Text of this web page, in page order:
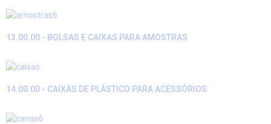
13.00.00 - BOLSAS E CAIXAS PARA AMOSTRAS
14.00.00 - CAIXAS DE PLÁSTICO PARA ACESSÓRIOS